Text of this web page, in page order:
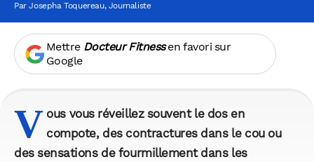
ParJosepha Toquereau, Journaliste
Mettre Docteur Fitnessen favori sur
Google
V ous vous réveillez souvent le dos en
compote, des contractures dans le cou ou
des sensations de fourmillement dans les